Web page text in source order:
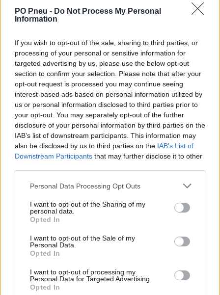
PO Pneu - Do Not Process My Personal
Information
If you wish to opt-out of the sale, sharing to third parties, or
processing of your personal or sensitive information for
targeted advertising by us, please use the below opt-out
section to confirm your selection. Please note that after your
opt-out request is processed you may continue seeing
interest-based ads based on personal information utilized by
us or personal information disclosed to third parties prior to
your opt-out. You may separately opt-out of the further
disclosure of your personal information by third parties on the
IAB’s list of downstream participants. This information may
also be disclosed by us to third parties on the IAB’s List of
Downstream Participants that may further disclose it to other
Personal Data Processing Opt Outs
I want to opt-out of the Sharing of my
personal data.
Opted In
I want to opt-out of the Sale of my
Personal Data.
Opted In
I want to opt-out of processing my
Personal Data for Targeted Advertising.
Opted In
99,99 € 181,80 €
- +
Séria/Značka:
Dunlop
Kód:
3188649815593
24 mesiacov
205 cm
Druh pneumatiky:
EU smernica:
1222/2009
Hlučnosť: